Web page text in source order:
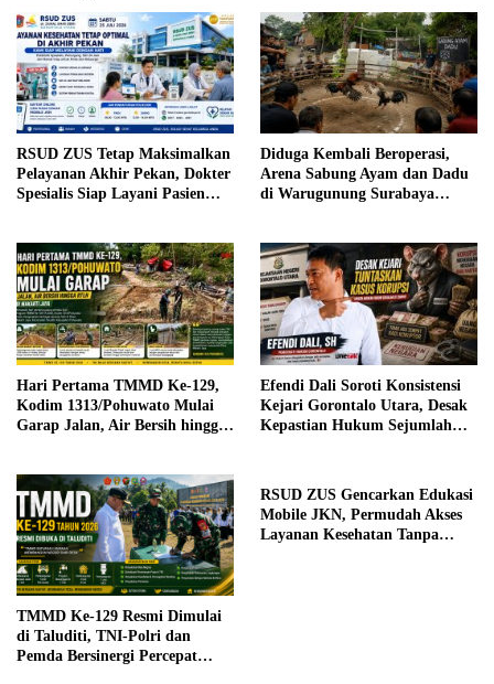
RSUD ZUS Tetap Maksimalkan
Pelayanan Akhir Pekan, Dokter
Spesialis Siap Layani Pasien
Diduga Kembali Beroperasi,
Arena Sabung Ayam dan Dadu
di Warugunung Surabaya
Hari Pertama TMMD Ke-129,
Kodim 1313/Pohuwato Mulai
Garap Jalan, Air Bersih hingga
Efendi Dali Soroti Konsistensi
Kejari Gorontalo Utara, Desak
Kepastian Hukum Sejumlah
TMMD Ke-129 Resmi Dimulai
di Taluditi, TNI-Polri dan
Pemda Bersinergi Percepat
RSUD ZUS Gencarkan Edukasi
Mobile JKN, Permudah Akses
Layanan Kesehatan Tanpa